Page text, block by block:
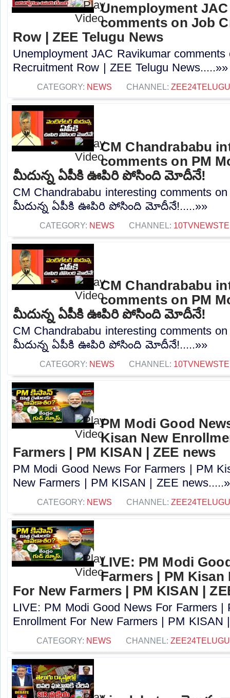
Unemployment
comments on Job
Row | ZEE Telugu News
Unemployment JAC Ravikumar
Recruitment Row | ZEE Telugu News.....»»
CATEGORY: NEWS CHANNEL:
CM Chandrababu
comments on PM
మీదున్న ఏపీకి ఊపిరి పోసింది మోదీనే!
CM Chandrababu interesting comments
మీదున్న ఏపీకి ఊపిరి పోసింది మోదీనే!.....»»
CATEGORY: NEWS CHANNEL:
CM Chandrababu
comments on PM
మీదున్న ఏపీకి ఊపిరి పోసింది మోదీనే!
CM Chandrababu interesting comments
మీదున్న ఏపీకి ఊపిరి పోసింది మోదీనే!.....»»
CATEGORY: NEWS CHANNEL:
PM Modi Good
Kisan New
Farmers | PM KISAN | ZEE news
PM Modi Good News For Farmers | PM
New Farmers | PM KISAN | ZEE
CATEGORY: NEWS CHANNEL:
LIVE: PM Modi
Farmers | PM
For New Farmers | PM KISAN |
LIVE: PM Modi Good News For Farmers |
Enrollment For New Farmers | PM KISAN
CATEGORY: NEWS CHANNEL: